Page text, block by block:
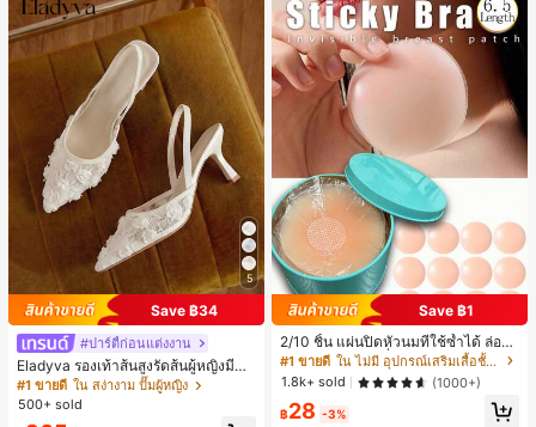
5
Save ฿34
#ปาร์ตี้ก่อนแต่งงาน
Eladyva รองเท้าส้นสูงรัดส้นผู้หญิงมีดอ
กไม้ประดับตาข่ายเสริมและสามารถสว
มได้สองแบบ ส้นสูง 7 ซม. รูปแบบโรมัน
#1 ขายดี ใน สง่างาม ปั๊มผู้หญิง
500+ sold
Save ฿1
2/10 ชิ้น แผ่นปิดหัวนมที่ใช้ซ้ำได้ ล่องห
น ไร้รอยต่อ & ไม่ลื่น เหมาะสำหรับโอก
าสต่างๆ สิ่งจำเป็นสำหรับฤดูร้อน
#1 ขายดี
ใน ไม่มี อุปกรณ์เสริมเสื้อชั้นในผู้หญิง
1.8k+ sold
(1000+)
฿28 -3%